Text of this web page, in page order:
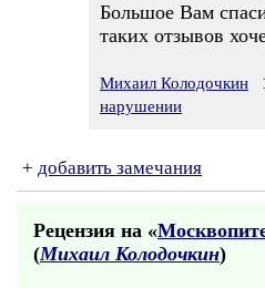
Большое Вам
таких отзывов
Михаил Колодочкин
нарушении
+ добавить замечания
Рецензия на «
(Михаил Колодочкин)